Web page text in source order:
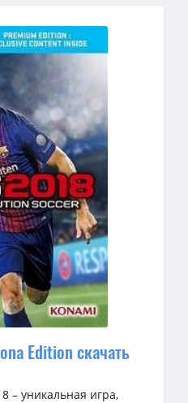
Edition скачать
– уникальная игра,